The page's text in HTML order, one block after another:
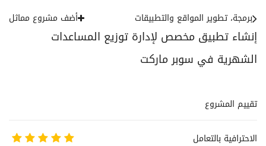
إنشاء تطبيق مخصص لإدارة توزيع المساعدات
الشهرية في سوبر ماركت
برمجة، تطوير المواقع والتطبيقات أضف مشروع مماثل
تقييم المشروع
الاحترافية بالتعامل